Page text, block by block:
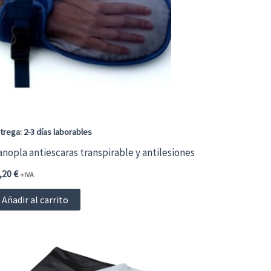
opciones
se
pueden
elegir
de
2-3 días laborables
antiescaras transpirable y antilesiones
€ +IVA
Añadir al carrito